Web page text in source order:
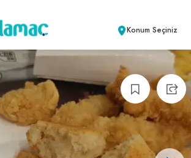
Konum Seçiniz